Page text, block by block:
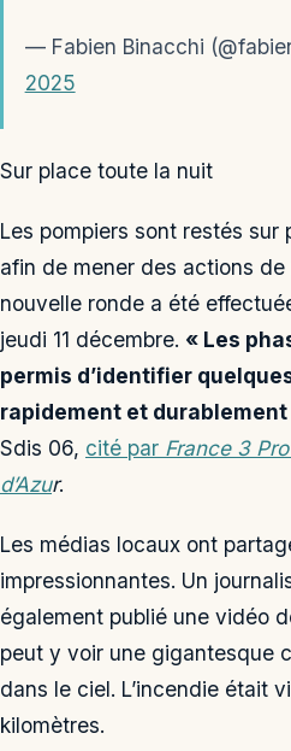
— Fabien Binacchi
2025
Sur place toute la nuit
Les pompiers sont restés
afin de mener des actions
nouvelle ronde a été
jeudi 11 décembre. « Les
permis d’identifier
rapidement et
Sdis 06, cité par France 3
d’Azur.
Les médias locaux ont
impressionnantes. Un
également publié une vidéo
peut y voir une gigantesque
dans le ciel. L’incendie était
kilomètres.